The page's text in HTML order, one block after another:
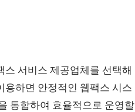
서비스 제공업체를 선택해
용하면 안정적인 웹팩스 시스
통합하여 효율적으로 운영할